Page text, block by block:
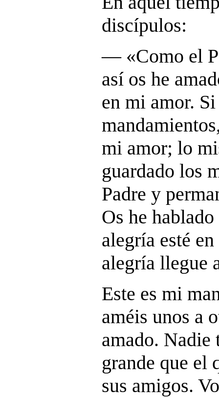
discípulos:
― «Como el
así os he
en mi amor.
mi amor; lo
guardado los
Padre y
Os he
alegría esté
alegría llegue
Este es mi
améis unos a
amado. Nadie
grande que el
sus amigos.